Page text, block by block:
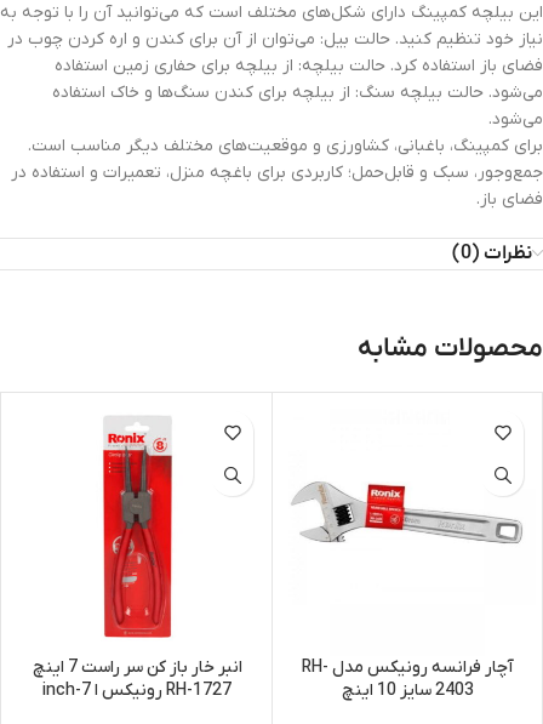
این بیلچه کمپینگ دارای شکل‌های مختلف است که می‌توانید آن را با توجه به
نیاز خود تنظیم کنید. حالت بیل: می‌توان از آن برای کندن و اره کردن چوب در
فضای باز استفاده کرد. حالت بیلچه: از بیلچه برای حفاری زمین استفاده
می‌شود. حالت بیلچه سنگ: از بیلچه برای کندن سنگ‌ها و خاک استفاده
می‌شود.
برای کمپینگ، باغبانی، کشاورزی و موقعیت‌های مختلف دیگر مناسب است.
جمع‌وجور، سبک و قابل‌حمل؛ کاربردی برای باغچه منزل، تعمیرات و استفاده در
فضای باز.
نظرات (0)
محصولات مشابه
آچار فرانسه رونیکس مدل RH-
2403 سایز 10 اینچ
انبر خار باز کن سر راست 7 اینچ
RH-1727 رونیکس ا 7-inch